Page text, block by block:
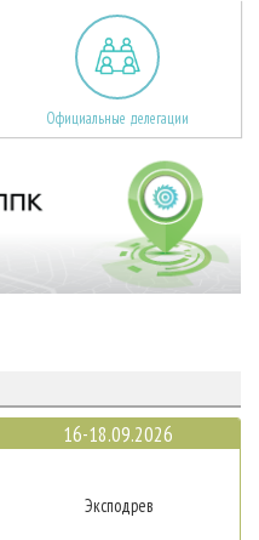
Официальные делегации
16-18.09.2026
Эксподрев